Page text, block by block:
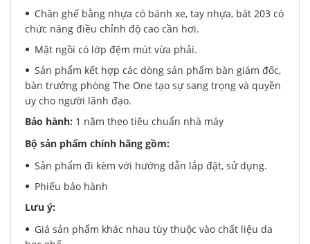
Chân ghế bằng nhựa có bánh xe, tay nhựa, bát 203 có
chức năng điều chỉnh độ cao cần hơi.
Mặt ngồi có lớp đệm mút vừa phải.
Sản phẩm kết hợp các dòng sản phẩm bàn giám đốc,
bàn trưởng phòng The One tạo sự sang trọng và quyền
uy cho người lãnh đạo.
Bảo hành: 1 năm theo tiêu chuẩn nhà máy
Bộ sản phẩm chính hãng gồm:
Sản phẩm đi kèm với hướng dẫn lắp đặt, sử dụng.
Phiếu bảo hành
Lưu ý:
Giá sản phẩm khác nhau tùy thuộc vào chất liệu da